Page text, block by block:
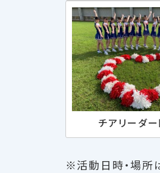
チアリーダ
※活動日時・場所